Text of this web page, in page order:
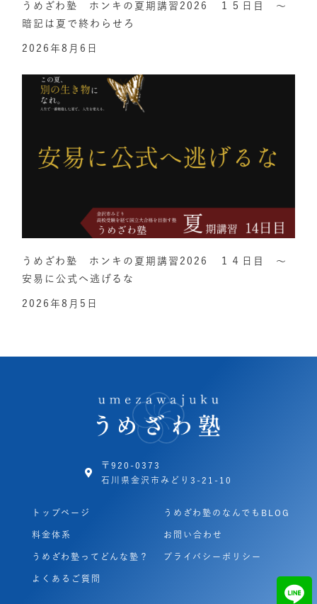
うめざわ塾 ホンキの夏期講習2026 １５日目 ～
暗記は夏で終わらせろ
2026年8月6日
うめざわ塾 ホンキの夏期講習2026 １４日目 ～
安易に公式へ逃げるな
2026年8月5日
〒920-0373
石川県金沢市みどり3-21-10
トップページ
料金体系
うめざわ塾ってどんな塾？
よくあるご質問
うめざわ塾のなんでもBLOG
お問い合わせ
プライバシーポリシー